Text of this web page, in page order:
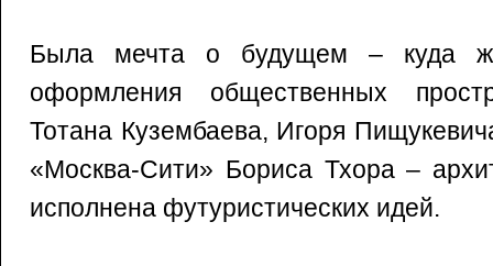
Была мечта о будущем – куда
оформления общественных
Тотана Кузембаева, Игоря
«Москва-Сити» Бориса Тхора –
исполнена футуристических идей.